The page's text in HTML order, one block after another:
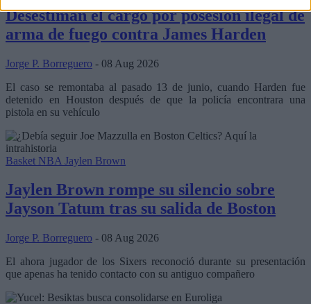
Desestiman el cargo por posesión ilegal de
arma de fuego contra James Harden
Jorge P. Borreguero - 08 Aug 2026
El caso se remontaba al pasado 13 de junio, cuando Harden fue
detenido en Houston después de que la policía encontrara una
pistola en su vehículo
Basket NBA Jaylen Brown
Jaylen Brown rompe su silencio sobre
Jayson Tatum tras su salida de Boston
Jorge P. Borreguero - 08 Aug 2026
El ahora jugador de los Sixers reconoció durante su presentación
que apenas ha tenido contacto con su antiguo compañero